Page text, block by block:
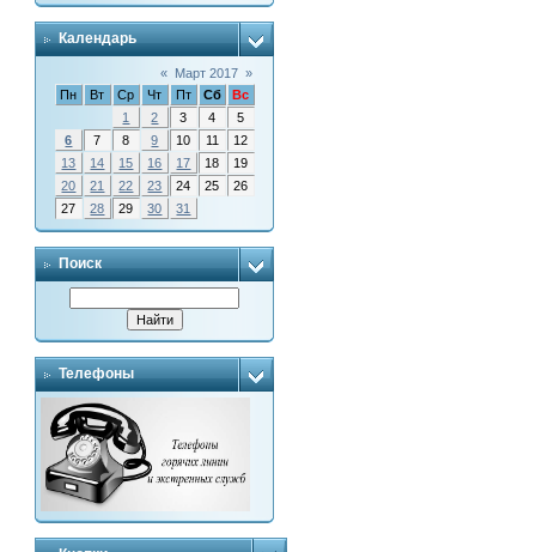
Календарь
« Март 2017 »
Пн
Вт Ср Чт Пт Сб
Вс
1
2 3 4
5
6
7 8 9 10 11
12
13
14 15 16 17 18
19
20
21 22 23 24 25
26
27
28 29 30 31
Поиск
Телефоны